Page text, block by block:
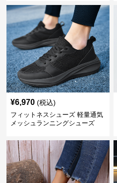
¥6,970 (税込)
フィットネスシューズ 軽量通気
メッシュランニングシューズ